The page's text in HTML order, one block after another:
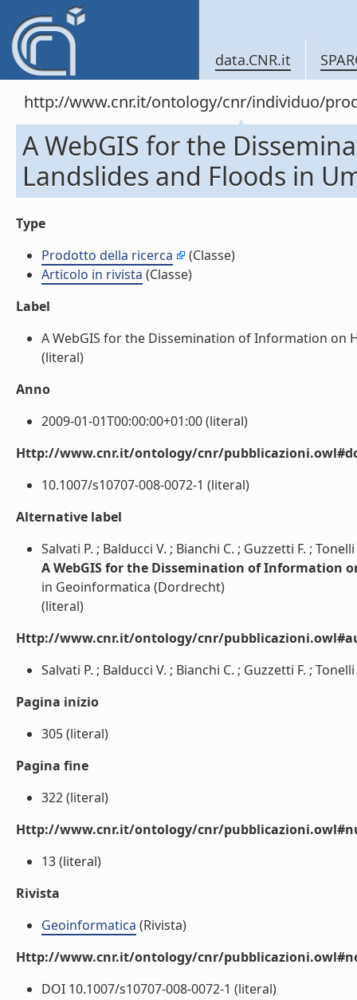
data.CNR.it
http://www.cnr.it/ontology/cnr/individuo/
A WebGIS for the
Landslides and Floods in
Type
Prodotto della ricerca
(Classe)
Articolo in rivista (Classe)
Label
A WebGIS for the Dissemination of Information on
(literal)
Anno
2009-01-01T00:00:00+01:00 (literal)
Http://www.cnr.it/ontology/cnr/
10.1007/s10707-008-0072-1 (literal)
Alternative label
Salvati P. ; Balducci V. ; Bianchi C. ; Guzzetti F. ;
A WebGIS for the Dissemination of Information
in Geoinformatica (Dordrecht)
(literal)
Http://www.cnr.it/ontology/cnr/
Salvati P. ; Balducci V. ; Bianchi C. ; Guzzetti F. ;
Pagina inizio
305 (literal)
Pagina fine
322 (literal)
Http://www.cnr.it/ontology/cnr/
13 (literal)
Rivista
Geoinformatica (Rivista)
Http://www.cnr.it/ontology/cnr/
DOI 10.1007/s10707-008-0072-1 (literal)